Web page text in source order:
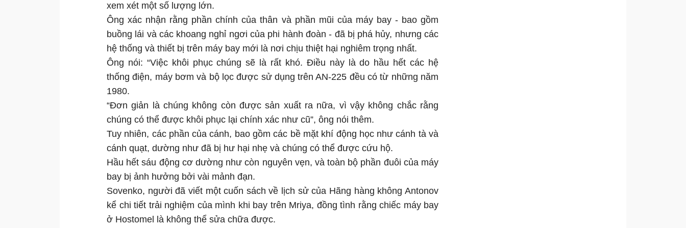
xem xét một số lượng lớn.
Ông xác nhận rằng phần chính của thân và phần mũi của máy bay - bao gồm
buồng lái và các khoang nghỉ ngơi của phi hành đoàn - đã bị phá hủy, nhưng các
hệ thống và thiết bị trên máy bay mới là nơi chịu thiệt hại nghiêm trọng nhất.
Ông nói: “Việc khôi phục chúng sẽ là rất khó. Điều này là do hầu hết các hệ
thống điện, máy bơm và bộ lọc được sử dụng trên AN-225 đều có từ những năm
1980.
“Đơn giản là chúng không còn được sản xuất ra nữa, vì vậy không chắc rằng
chúng có thể được khôi phục lại chính xác như cũ”, ông nói thêm.
Tuy nhiên, các phần của cánh, bao gồm các bề mặt khí động học như cánh tà và
cánh quạt, dường như đã bị hư hại nhẹ và chúng có thể được cứu hộ.
Hầu hết sáu động cơ dường như còn nguyên vẹn, và toàn bộ phần đuôi của máy
bay bị ảnh hưởng bởi vài mảnh đạn.
Sovenko, người đã viết một cuốn sách về lịch sử của Hãng hàng không Antonov
kể chi tiết trải nghiệm của mình khi bay trên Mriya, đồng tình rằng chiếc máy bay
ở Hostomel là không thể sửa chữa được.